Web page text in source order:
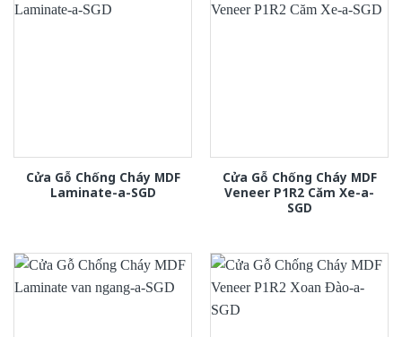
Cửa Gỗ Chống Cháy MDF
Laminate-a-SGD
Cửa Gỗ Chống Cháy MDF
Veneer P1R2 Căm Xe-a-
SGD